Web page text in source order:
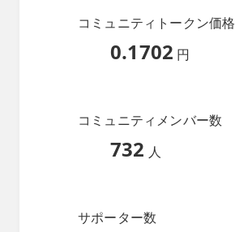
コミュニティトークン価格
0.1702 円
コミュニティメンバー数
732 人
サポーター数